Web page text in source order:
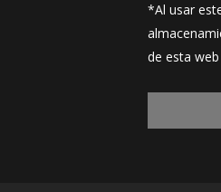
*Al usar
de esta